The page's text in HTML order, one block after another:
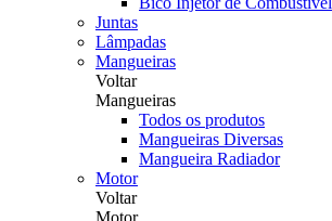
Juntas
Lâmpadas
Mangueiras
Voltar
Mangueiras
Todos os produtos
Mangueiras Diversas
Mangueira Radiador
Motor
Voltar
Motor